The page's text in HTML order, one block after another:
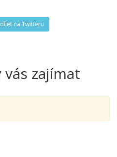
na Twitteru
zajímat